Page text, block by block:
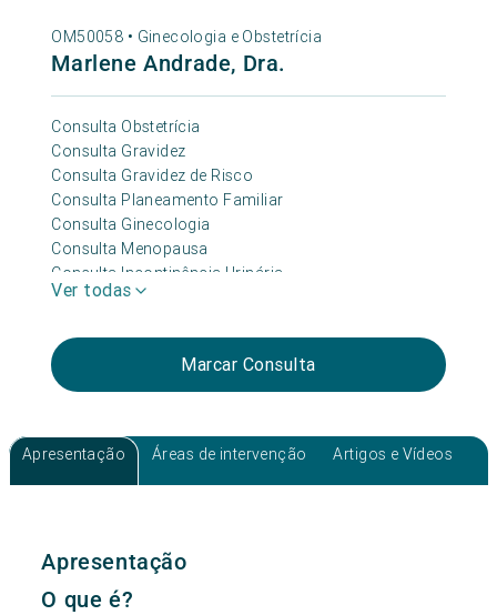
OM50058 • Ginecologia e Obstetrícia
Marlene Andrade, Dra.
Consulta Obstetrícia
Consulta Gravidez
Consulta Gravidez de Risco
Consulta Planeamento Familiar
Consulta Ginecologia
Consulta Menopausa
Consulta Incontinência Urinária
Ver todas
Marcar Consulta
Apresentação Áreas de intervenção Artigos e Vídeos
Apresentação
O que é?